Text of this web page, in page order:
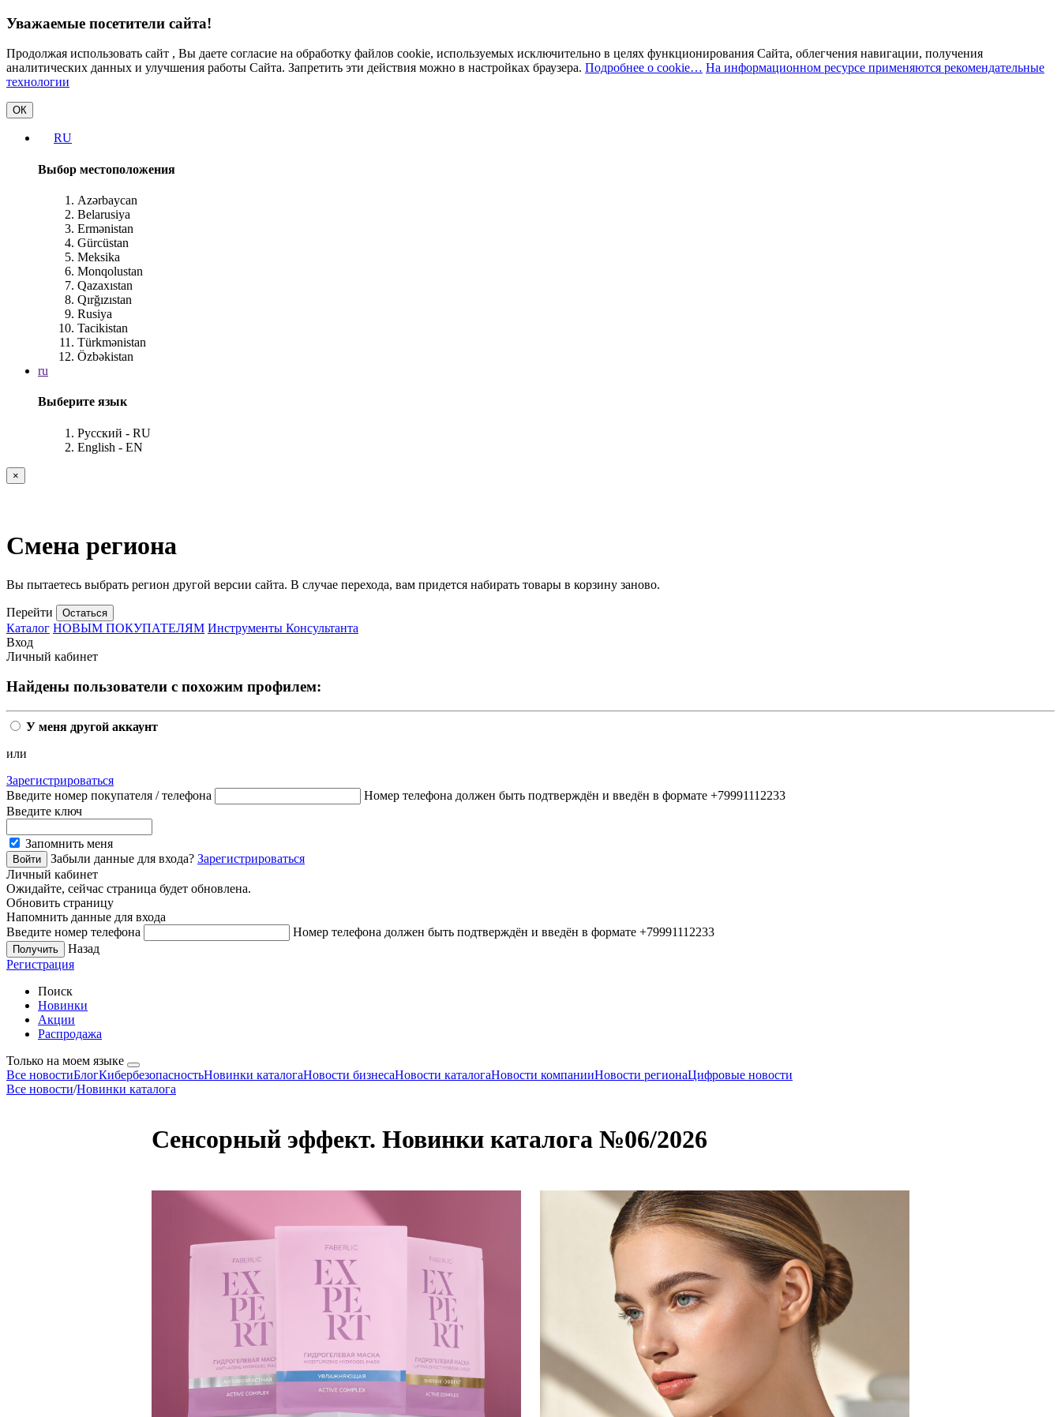
Уважаемые посетители сайта!
Продолжая использовать сайт , Вы даете согласие на обработку файлов cookie, используемых исключительно в целях функционирования Сайта, облегчения навигации, получения
аналитических данных и улучшения работы Сайта. Запретить эти действия можно в настройках браузера. Подробнее о cookie… На информационном ресурсе применяются рекомендательные
технологии
ОК
RU
Выбор местоположения
Azərbaycan
Belarusiya
Ermənistan
Gürcüstan
Meksika
Monqolustan
Qazaxıstan
Qırğızıstan
Rusiya
Tacikistan
Türkmənistan
Özbəkistan
ru
Выберите язык
Русский - RU
English - EN
×
Смена региона
Вы пытаетесь выбрать регион другой версии сайта. В случае перехода, вам придется набирать товары в корзину заново.
Перейти Остаться
Каталог НОВЫМ ПОКУПАТЕЛЯМ Инструменты Консультанта
Вход
Личный кабинет
Найдены пользователи с похожим профилем:
У меня другой аккаунт
или
Зарегистрироваться
Введите номер покупателя / телефона
Номер телефона должен быть подтверждён и введён в формате +79991112233
Введите ключ
Запомнить меня
Забыли данные для входа? Зарегистрироваться
Личный кабинет
Ожидайте, сейчас страница будет обновлена.
Обновить страницу
Напомнить данные для входа
Введите номер телефона
Номер телефона должен быть подтверждён и введён в формате +79991112233
Назад
Регистрация
Поиск
Новинки
Акции
Распродажа
Только на моем языке
Все новостиБлогКибербезопасностьНовинки каталогаНовости бизнесаНовости каталогаНовости компанииНовости регионаЦифровые новости
Все новости/Новинки каталога
Сенсорный эффект. Новинки каталога №06/2026